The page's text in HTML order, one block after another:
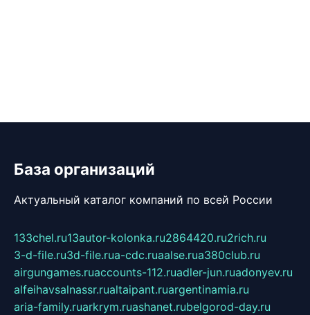
База организаций
Актуальный каталог компаний по всей России
133chel.ru13autor-kolonka.ru2864420.ru2rich.ru
3-d-file.ru3d-file.rua-cdc.ruaalse.rua380club.ru
airgungames.ruaccounts-112.ruadler-jun.ruadonyev.ru
alfeihavsalnassr.rualtaipant.ruargentinamia.ru
aria-family.ruarkrym.ruashanet.rubelgorod-day.ru